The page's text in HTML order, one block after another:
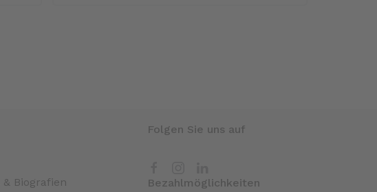
Biografien
Folgen Sie uns auf
Bezahlmöglichkeiten